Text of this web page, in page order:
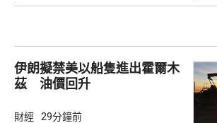
伊朗擬禁美以船隻進出霍爾木
茲 油價回升
財經 29分鐘前